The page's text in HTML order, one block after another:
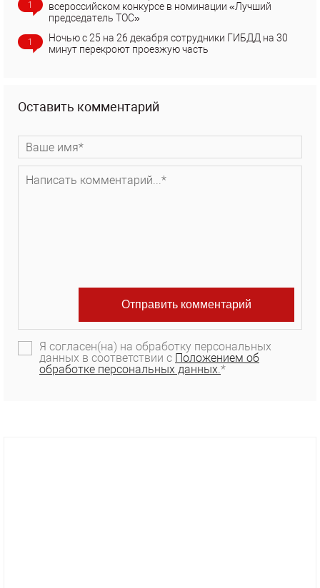
1
всероссийском конкурсе в номинации «Лучший
председатель ТОС»
1
Ночью с 25 на 26 декабря сотрудники ГИБДД на 30
минут перекроют проезжую часть
Оставить комментарий
Я согласен(на) на обработку персональных
данных в соответствии с Положением об
обработке персональных данных.*